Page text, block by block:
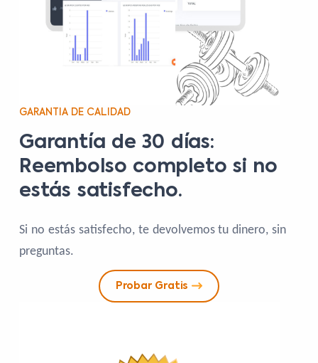
GARANTIA DE CALIDAD
Garantía de 30 días:
Reembolso completo si no
estás satisfecho.
Si no estás satisfecho, te devolvemos tu dinero, sin
preguntas.
Probar Gratis